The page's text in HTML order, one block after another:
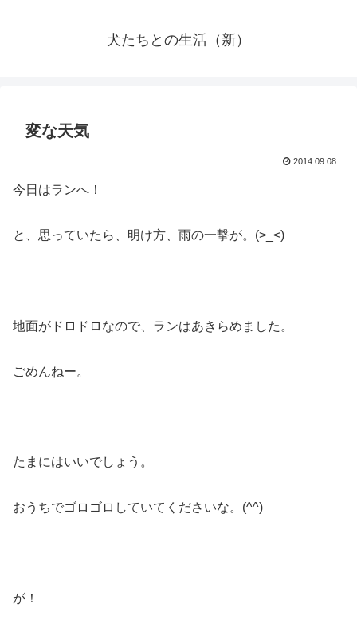
犬たちとの生活（新）
変な天気
2014.09.08
今日はランへ！
と、思っていたら、明け方、雨の一撃が。(>_<)
地面がドロドロなので、ランはあきらめました。
ごめんねー。
たまにはいいでしょう。
おうちでゴロゴロしていてくださいな。(^^)
が！